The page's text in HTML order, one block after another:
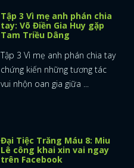
Tập 3 Vì mẹ anh phán chia
tay: Võ Điền Gia Huy gặp
Tam Triều Dâng
Tập 3 Vì mẹ anh phán chia tay
chứng kiến những tương tác
vui nhộn oan gia giữa ...
Đại Tiệc Trăng Máu 8: Miu
Lê công khai xin vai ngay
trên Facebook